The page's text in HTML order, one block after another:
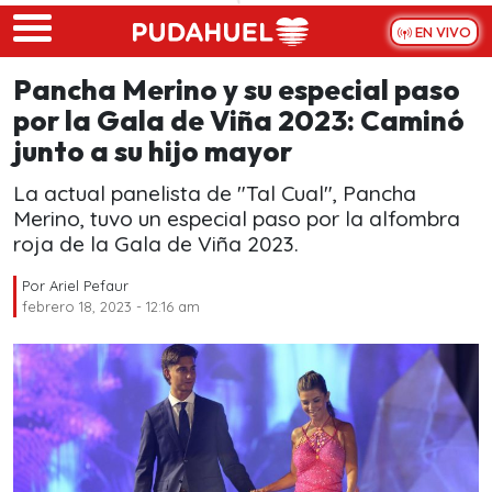
Skip to main content
EN VIVO
Pancha Merino y su especial paso
por la Gala de Viña 2023: Caminó
junto a su hijo mayor
La actual panelista de "Tal Cual", Pancha
Merino, tuvo un especial paso por la alfombra
roja de la Gala de Viña 2023.
Por Ariel Pefaur
febrero 18, 2023 - 12:16 am